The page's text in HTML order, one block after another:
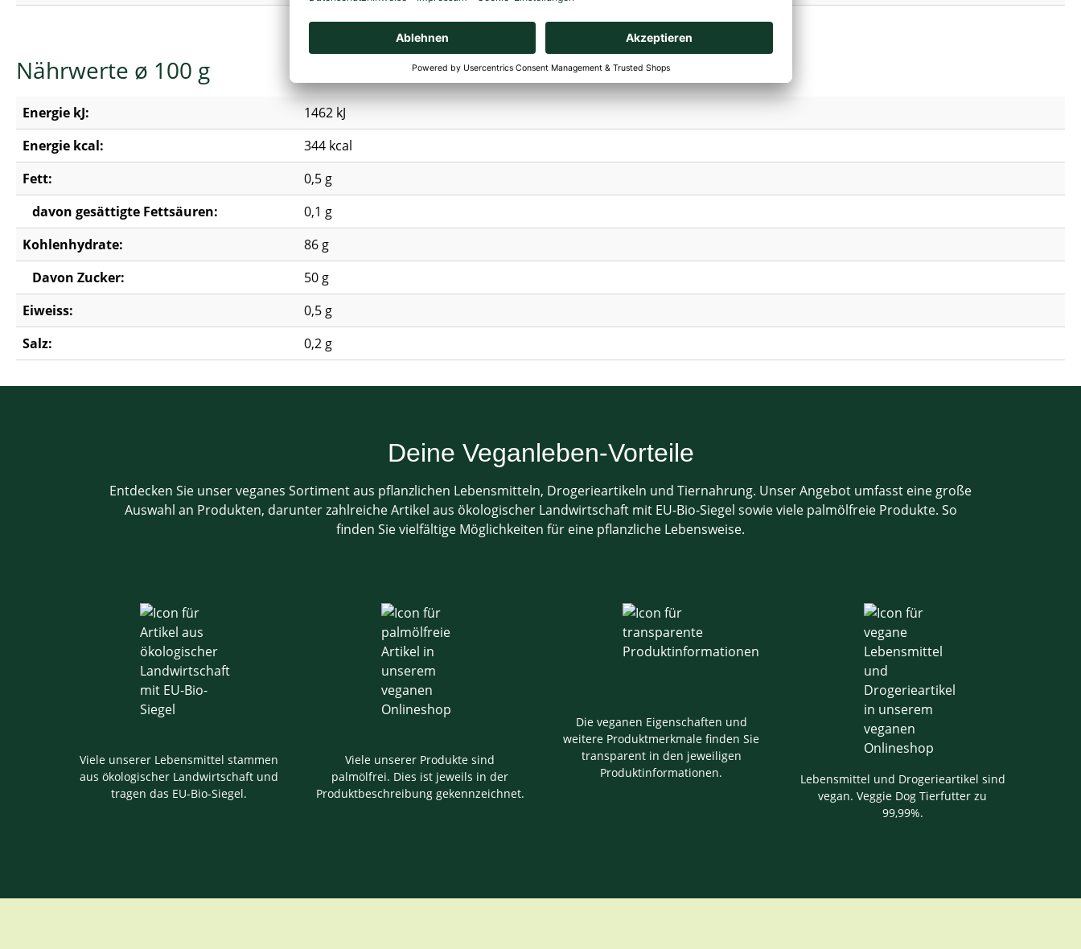
Nährwerte ø 100 g
Energie kJ:
1462 kJ
Energie kcal:
344 kcal
Fett:
0,5 g
davon gesättigte Fettsäuren:
0,1 g
Kohlenhydrate:
86 g
Davon Zucker:
50 g
Eiweiss:
0,5 g
Salz:
0,2 g
Deine Veganleben-Vorteile
Entdecken Sie unser veganes Sortiment aus pflanzlichen Lebensmitteln, Drogerieartikeln und Tiernahrung. Unser Angebot umfasst eine große
Auswahl an Produkten, darunter zahlreiche Artikel aus ökologischer Landwirtschaft mit EU-Bio-Siegel sowie viele palmölfreie Produkte. So
finden Sie vielfältige Möglichkeiten für eine pflanzliche Lebensweise.
Viele unserer Lebensmittel stammen
aus ökologischer Landwirtschaft und
tragen das EU-Bio-Siegel.
Viele unserer Produkte sind
palmölfrei. Dies ist jeweils in der
Produktbeschreibung gekennzeichnet.
Die veganen Eigenschaften und
weitere Produktmerkmale finden Sie
transparent in den jeweiligen
Produktinformationen.
Lebensmittel und Drogerieartikel sind
vegan. Veggie Dog Tierfutter zu
99,99%.